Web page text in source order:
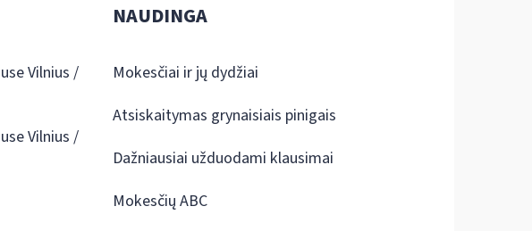
Vilnius /
Vilnius /
NAUDINGA
Mokesčiai ir jų dydžiai
Atsiskaitymas grynaisiais pinigais
Dažniausiai užduodami klausimai
Mokesčių ABC